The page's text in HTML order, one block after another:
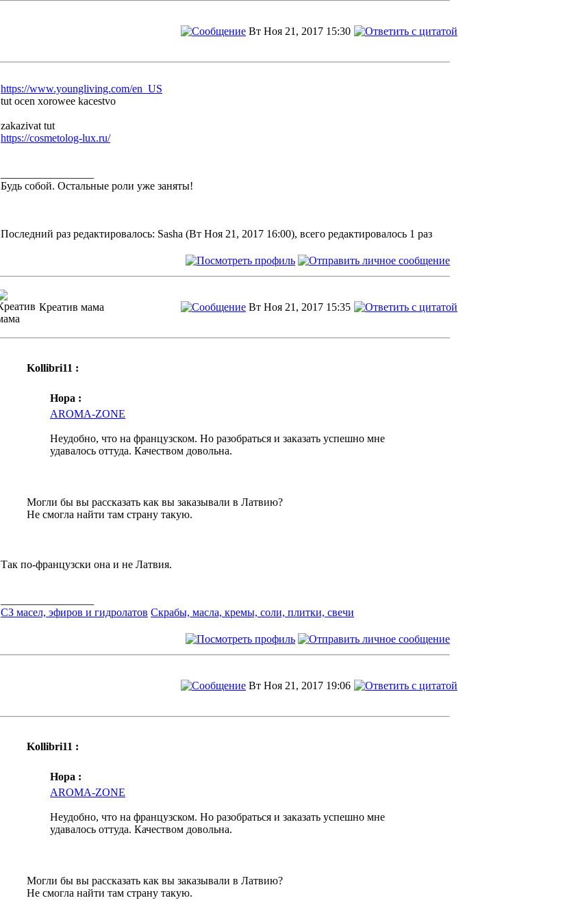
Вт Ноя 21, 2017 15:30
https://www.youngliving.com/en_US
tut ocen xorowee kacestvo
zakazivat tut
https://cosmetolog-lux.ru/
Будь собой. Остальные роли уже заняты!
Последний раз редактировалось: Sasha (Вт Ноя 21, 2017 16:00), всего редактировалось 1 раз
Креатив мама Вт Ноя 21, 2017 15:35
Kollibri11 :
Hopa :
AROMA-ZONE
Неудобно, что на французском. Но разобраться и заказать успешно мне
удавалось оттуда. Качеством довольна.
Могли бы вы рассказать как вы заказывали в Латвию?
Не смогла найти там страну такую.
Так по-французски она и не Латвия.
СЗ масел, эфиров и гидролатов Cкрабы, масла, кремы, соли, плитки, свечи
Вт Ноя 21, 2017 19:06
Kollibri11 :
Hopa :
AROMA-ZONE
Неудобно, что на французском. Но разобраться и заказать успешно мне
удавалось оттуда. Качеством довольна.
Могли бы вы рассказать как вы заказывали в Латвию?
Не смогла найти там страну такую.